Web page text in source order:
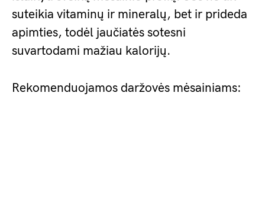
suteikia vitaminų ir mineralų, bet ir prideda
apimties, todėl jaučiatės sotesni
suvartodami mažiau kalorijų.
Rekomenduojamos daržovės mėsainiams: